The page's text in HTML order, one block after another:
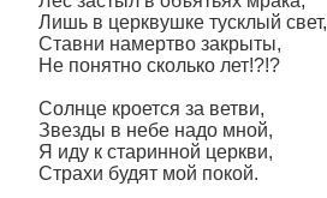
Лишь в церквушке тусклый свет,
Ставни намертво закрыты,
Не понятно сколько лет!?!?
Солнце кроется за ветви,
Звезды в небе надо мной,
Я иду к старинной церкви,
Страхи будят мой покой.